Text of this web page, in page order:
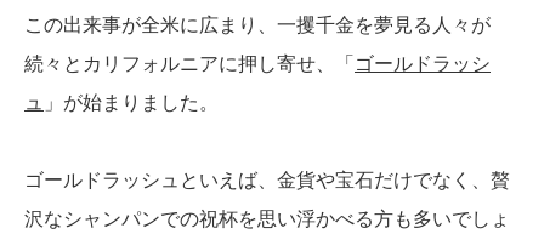
この出来事が全米に広まり、一攫千金を夢見る人々が
続々とカリフォルニアに押し寄せ、「ゴールドラッシ
ュ 」が始まりました。
ゴールドラッシュといえば、金貨や宝石だけでなく、贅
沢なシャンパンでの祝杯を思い浮かべる方も多いでしょ